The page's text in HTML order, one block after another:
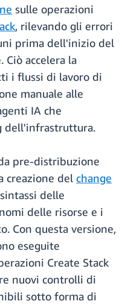
sulle operazioni
, rilevando gli errori
prima dell'inizio del
accelera la
i flussi di lavoro di
manuale alle
IA che
dell'infrastruttura.
pre-distribuzione
creazione del change
delle
delle risorse e i
Con questa versione,
eseguite
Create Stack
nuovi controlli di
sotto forma di